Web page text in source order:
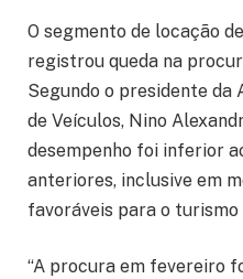
O segmento de locação
registrou queda na
Segundo o presidente da
de Veículos, Nino
desempenho foi inferior
anteriores, inclusive em
favoráveis para o turismo
“A procura em fevereiro